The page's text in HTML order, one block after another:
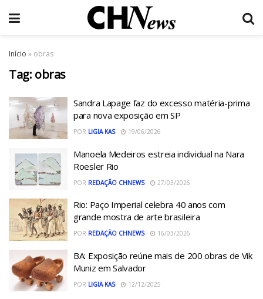
Início » obras
Tag: obras
Sandra Lapage faz do excesso matéria-prima
para nova exposição em SP
POR LIGIA KAS 19/06/2026
Manoela Medeiros estreia individual na Nara
Roesler Rio
POR REDAÇÃO CHNEWS 27/03/2026
Rio: Paço Imperial celebra 40 anos com
grande mostra de arte brasileira
POR REDAÇÃO CHNEWS 16/03/2026
BA: Exposição reúne mais de 200 obras de Vik
Muniz em Salvador
POR LIGIA KAS 12/12/2025